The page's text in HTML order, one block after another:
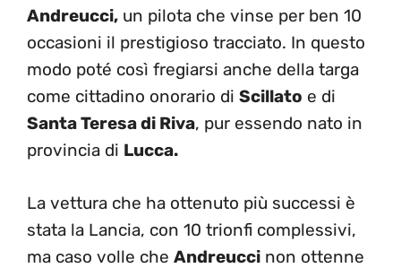
Andreucci, un pilota che vinse per ben 10
occasioni il prestigioso tracciato. In questo
modo poté così fregiarsi anche della targa
come cittadino onorario di Scillato e di
Santa Teresa di Riva, pur essendo nato in
provincia di Lucca.
La vettura che ha ottenuto più successi è
stata la Lancia, con 10 trionfi complessivi,
ma caso volle che Andreucci non ottenne